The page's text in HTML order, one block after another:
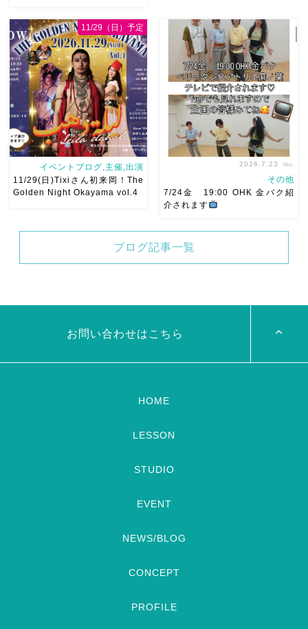
です♡皆様にお会いできます
ように
ご予約はメッセージ
ください
お待ちしています
Ashraqat Show
Schedule
岡山・
8/22(土) […]
祭りにて踊らせていただきま
す♡太鼓も叩くよー！私たち
は18:40頃から出演です屋台も
出てとても楽しいお祭りにな
りそう
私たちも踊った後は
祭りを楽しみます
遊びにい
ら […]
岡！The Golden Night
Okayama vol.4 本日8/1より
DancerTixi […]
イベントブログ,主催,出演
11/29(日)Tixiさん初来岡！The
Golden Night Okayama vol.4
11/29（日）予定
リーダンスアトリエ麻ノ葉テ
レビで紹介されます♡ Tverで
した
2026.7.23 thu.
その他
7/24金 19:00 OHK 金バク紹
介されます
ブログ記事一覧
お問い合わせはこちら
HOME
LESSON
STUDIO
EVENT
NEWS/BLOG
CONCEPT
PROFILE